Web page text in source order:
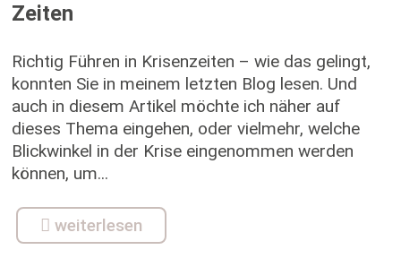
Zeiten
Richtig Führen in Krisenzeiten – wie das gelingt,
konnten Sie in meinem letzten Blog lesen. Und
auch in diesem Artikel möchte ich näher auf
dieses Thema eingehen, oder vielmehr, welche
Blickwinkel in der Krise eingenommen werden
können, um...
weiterlesen